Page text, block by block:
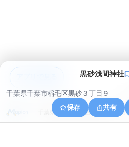
黒砂浅間神社
千葉県千葉市稲毛区黒砂３丁目９
保存
共有
千葉県千葉市稲毛区作草部１丁目４